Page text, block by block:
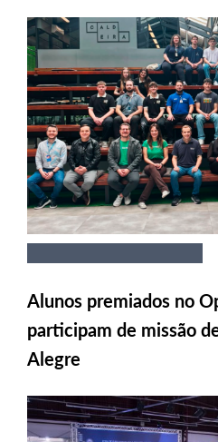
Alunos premiados no
participam de missão
Alegre